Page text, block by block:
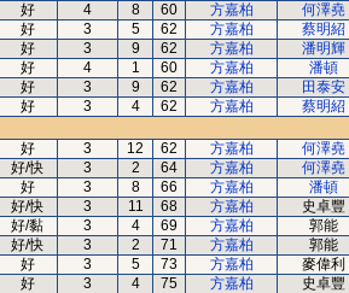
好 4 8 60 方嘉柏 何澤堯
好 3 5 62 方嘉柏 蔡明紹
好 3 9 62 方嘉柏 潘明輝
好 4 1 60 方嘉柏 潘頓
好 3 9 62 方嘉柏 田泰安
好 3 4 62 方嘉柏 蔡明紹
好 3 12 62 方嘉柏 何澤堯
好/快 3 2 64 方嘉柏 何澤堯
好 3 8 66 方嘉柏 潘頓
好/快 3 11 68 方嘉柏 史卓豐
好/黏 3 4 69 方嘉柏 郭能
好/快 3 2 71 方嘉柏 郭能
好 3 5 73 方嘉柏 麥偉利
好 3 4 75 方嘉柏 史卓豐